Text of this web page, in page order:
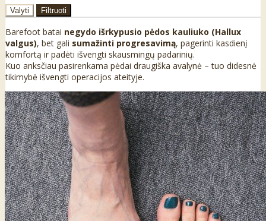
Valyti Filtruoti
Barefoot batai negydo išrkypusio pėdos kauliuko (Hallux
valgus), bet gali sumažinti progresavimą, pagerinti kasdienį
komfortą ir padėti išvengti skausmingų padarinių.
Kuo anksčiau pasirenkama pėdai draugiška avalynė – tuo didesnė
tikimybė išvengti operacijos ateityje.